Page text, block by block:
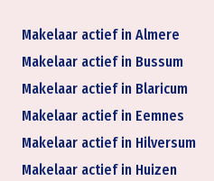
Makelaar actief in Almere
Makelaar actief in Bussum
Makelaar actief in Blaricum
Makelaar actief in Eemnes
Makelaar actief in Hilversum
Makelaar actief in Huizen